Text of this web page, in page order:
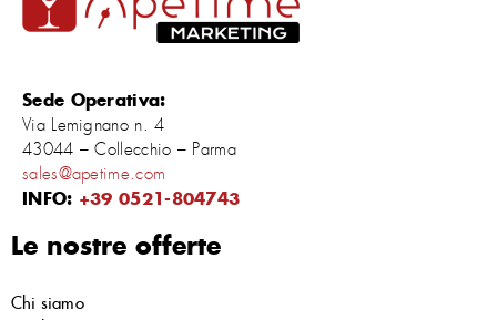
Sede Operativa:
Via Lemignano n. 4
43044 – Collecchio – Parma
sales@apetime.com
INFO: +39 0521-804743
Le nostre offerte
Chi siamo